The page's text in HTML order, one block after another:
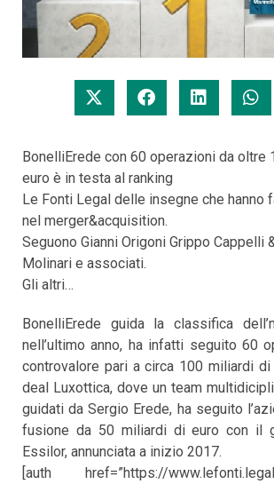
BonelliErede con 60 operazioni da oltre
euro è in testa al ranking
Le Fonti Legal delle insegne che hanno
nel merger&acquisition.
Seguono Gianni Origoni Grippo Cappelli
Molinari e associati.
Gli altri…
BonelliErede guida la classifica
nell’ultimo anno, ha infatti seguito 60
controvalore pari a circa 100 miliardi
deal Luxottica, dove un team
guidati da Sergio Erede, ha seguito
fusione da 50 miliardi di euro con il
Essilor, annunciata a inizio 2017.
[auth href=”https://